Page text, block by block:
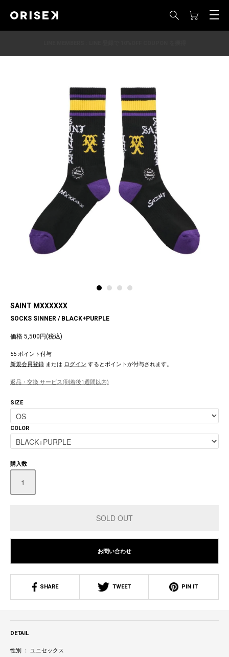
SAINT MXXXXXX
SOCKS SINNER / BLACK+PURPLE
価格 5,500円(税込)
55 ポイント付与
新規会員登録 または ログイン するとポイントが付与されます。
返品・交換 サービス(到着後1週間以内)
SIZE
COLOR
購入数
お問い合わせ
SHARE TWEET PIN IT
DETAIL
性別 ： ユニセックス